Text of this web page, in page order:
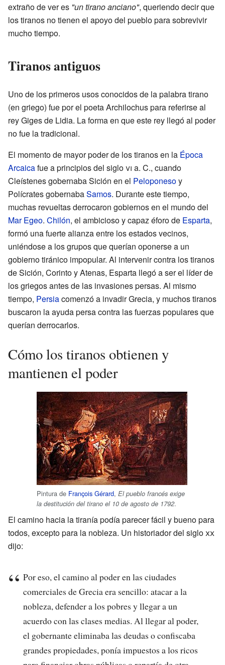
extraño de ver es "un tirano anciano", queriendo decir que
los tiranos no tienen el apoyo del pueblo para sobrevivir
mucho tiempo.
Tiranos antiguos
Uno de los primeros usos conocidos de la palabra tirano
(en griego) fue por el poeta Archilochus para referirse al
rey Giges de Lidia. La forma en que este rey llegó al poder
no fue la tradicional.
El momento de mayor poder de los tiranos en la Época
Arcaicafue a principios del siglovi a. C., cuando
Cleístenes gobernaba Sición en el Peloponesoy
Polícrates gobernabaSamos. Durante este tiempo,
muchas revueltas derrocaron gobiernos en el mundo del
Mar Egeo. Chilón, el ambicioso y capaz éforo de Esparta,
formó una fuerte alianza entre los estados vecinos,
uniéndose a los grupos que querían oponerse a un
gobierno tiránico impopular. Al intervenir contra los tiranos
de Sición, Corinto y Atenas, Esparta llegó a ser el líder de
los griegos antes de las invasiones persas. Al mismo
tiempo, Persiacomenzó a invadir Grecia, y muchos tiranos
buscaron la ayuda persa contra las fuerzas populares que
querían derrocarlos.
Cómo los tiranos obtienen y
mantienen el poder
Pintura de François Gérard, El pueblo francés exige
la destitución del tirano el 10 de agosto de 1792.
El camino hacia la tiranía podía parecer fácil y bueno para
todos, excepto para la nobleza. Un historiador del sigloxx
dijo:
Por eso, el camino al poder en las ciudades
comerciales de Grecia era sencillo: atacar a la
nobleza, defender a los pobres y llegar a un
acuerdo con las clases medias. Al llegar al poder,
el gobernante eliminaba las deudas o confiscaba
grandes propiedades, ponía impuestos a los ricos